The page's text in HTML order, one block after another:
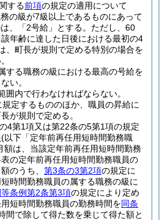
する前項の規定の適用について
の級が7級以上であるものにあって
、「2号給」とする。 ただし、60
年齢に達した日後における最初の4
、町長が規則で定める特別の場合を
する職務の級における最高の号給を
い。
囲内で行わなければならない。
規定するもののほか、職員の昇給に
が規則で定める。
4第1項又は第22条の5第1項の規定
(以下「定年前再任用短時間勤務職
額は、当該定年前再任用短時間勤務
の定年前再任用短時間勤務職員の
のうち、 第3条の3第2項の規定に
時間勤務職員の属する職務の級に
条例第2条第3項の規定により定め
短時間勤務職員の勤務時間を同条
間で除して得た数を乗じて得た額と